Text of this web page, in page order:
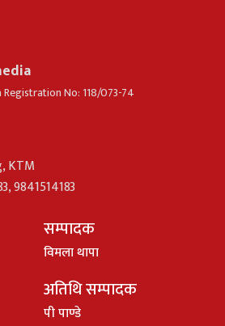
No: 118/073-74
KTM
9841514183
सम्पादक
विमला थापा
अतिथि सम्पादक
पी पाण्डे